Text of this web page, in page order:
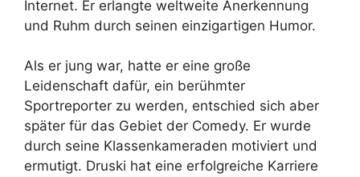
Internet. Er erlangte weltweite Anerkennung
und Ruhm durch seinen einzigartigen Humor.
Als er jung war, hatte er eine große
Leidenschaft dafür, ein berühmter
Sportreporter zu werden, entschied sich aber
später für das Gebiet der Comedy. Er wurde
durch seine Klassenkameraden motiviert und
ermutigt. Druski hat eine erfolgreiche Karriere